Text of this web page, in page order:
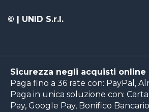
© | UNID S.r.l.
Sicurezza negli acquisti online
Paga fino a 36 rate con: PayPal,
Paga in unica soluzione con:
Pay, Google Pay, Bonifico